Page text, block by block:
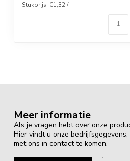
Stukprijs: €1,32 /
Meer informatie
Als je vragen hebt over onze
Hier vindt u onze
met ons in contact te komen.